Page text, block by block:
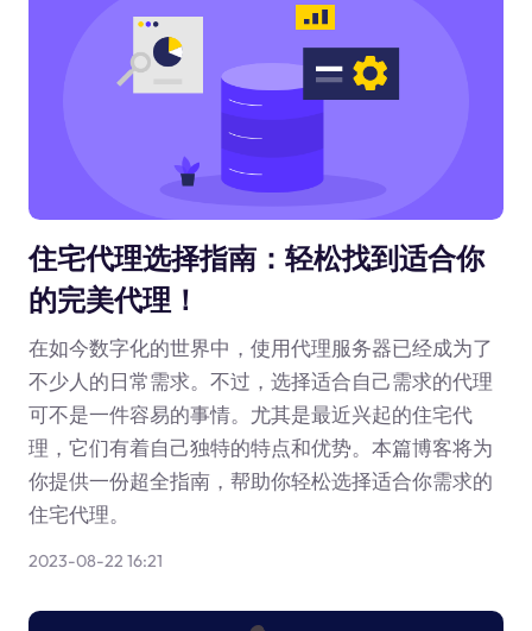
住宅代理选择指南：轻松找到适合你
的完美代理！
在如今数字化的世界中，使用代理服务器已经成为了
不少人的日常需求。不过，选择适合自己需求的代理
可不是一件容易的事情。尤其是最近兴起的住宅代
理，它们有着自己独特的特点和优势。本篇博客将为
你提供一份超全指南，帮助你轻松选择适合你需求的
住宅代理。
2023-08-22 16:21